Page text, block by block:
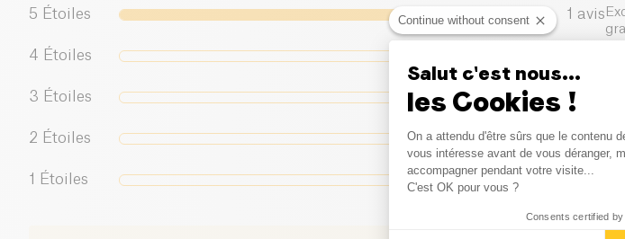
5 Étoiles 1 avis
4 Étoiles
3 Étoiles 0
2 Étoiles 0 avis
1 Étoiles 0 avis
Continue without consent
Salut c'est nous...
les Cookies !
Consent
On a attendu d'être sûrs que le contenu
vous intéresse avant de vous déranger,
accompagner pendant votre visite...
C'est OK pour vous ?
Consents certified by
Axeptio